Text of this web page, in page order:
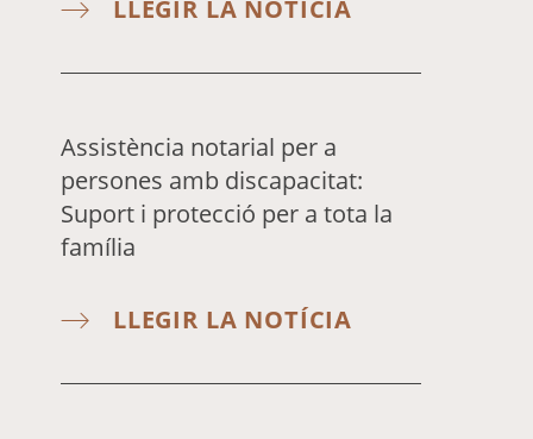
LLEGIR LA NOTÍCIA
Assistència notarial per a
persones amb discapacitat:
Suport i protecció per a tota la
família
LLEGIR LA NOTÍCIA